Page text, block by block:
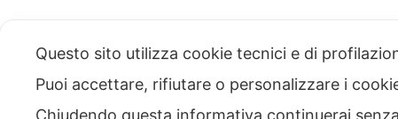
Questo sito utilizza cookie tecnici e di
Puoi accettare, rifiutare o personalizzare i
Chiudendo questa informativa continuerai